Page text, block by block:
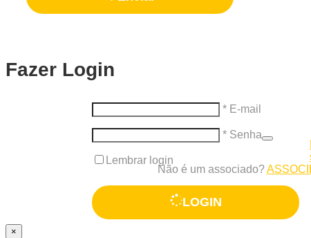
Fazer Login
* E-mail
* Senha
Lembrar login
LOGIN
Não é um associado?
×